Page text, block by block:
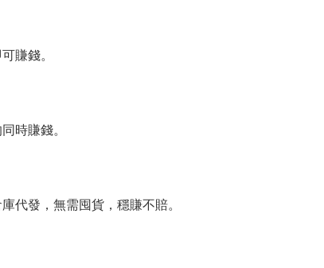
賺錢。
時賺錢。
代發，無需囤貨，穩賺不賠。